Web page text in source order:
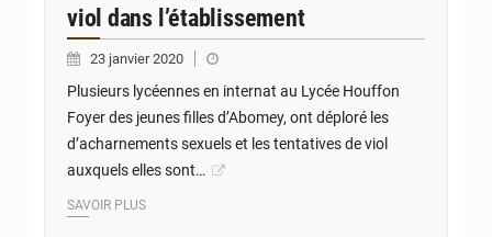
viol dans l’établissement
23 janvier 2020
Plusieurs lycéennes en internat au Lycée Houffon
Foyer des jeunes filles d’Abomey, ont déploré les
d’acharnements sexuels et les tentatives de viol
auxquels elles sont…
SAVOIR PLUS